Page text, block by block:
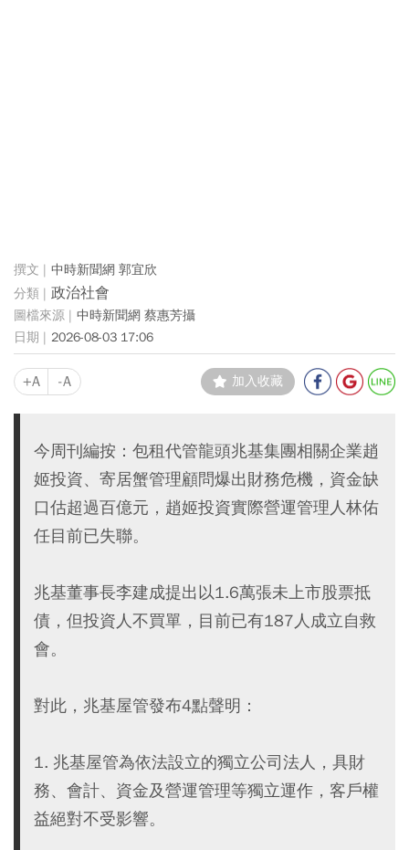
中時新聞網 郭宜欣
政治社會
中時新聞網 蔡惠芳攝
2026-08-03 17:06
+A -A 加入收藏
今周刊編按：包租代管龍頭兆基集團相關企業趙
姬投資、寄居蟹管理顧問爆出財務危機，資金缺
口估超過百億元，趙姬投資實際營運管理人林佑
任目前已失聯。
兆基董事長李建成提出以1.6萬張未上市股票抵
債，但投資人不買單，目前已有187人成立自救
會。
對此，兆基屋管發布4點聲明：
1. 兆基屋管為依法設立的獨立公司法人，具財
務、會計、資金及營運管理等獨立運作，客戶權
益絕對不受影響。